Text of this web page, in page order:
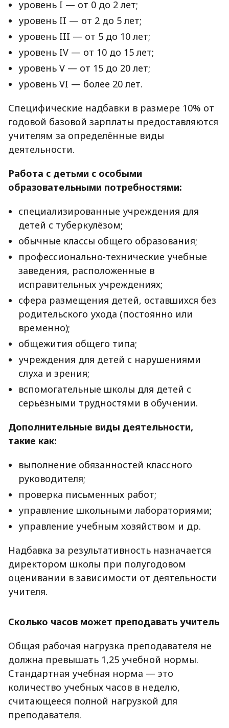
уровень I — от 0 до 2 лет;
уровень II — от 2 до 5 лет;
уровень III — от 5 до 10 лет;
уровень IV — от 10 до 15 лет;
уровень V — от 15 до 20 лет;
уровень VI — более 20 лет.
Специфические надбавки в размере 10% от
годовой базовой зарплаты предоставляются
учителям за определённые виды
деятельности.
Работа с детьми с особыми
образовательными потребностями:
специализированные учреждения для
детей с туберкулёзом;
обычные классы общего образования;
профессионально-технические учебные
заведения, расположенные в
исправительных учреждениях;
сфера размещения детей, оставшихся без
родительского ухода (постоянно или
временно);
общежития общего типа;
учреждения для детей с нарушениями
слуха и зрения;
вспомогательные школы для детей с
серьёзными трудностями в обучении.
Дополнительные виды деятельности,
такие как:
выполнение обязанностей классного
руководителя;
проверка письменных работ;
управление школьными лабораториями;
управление учебным хозяйством и др.
Надбавка за результативность назначается
директором школы при полугодовом
оценивании в зависимости от деятельности
учителя.
Сколько часов может преподавать учитель
Общая рабочая нагрузка преподавателя не
должна превышать 1,25 учебной нормы.
Стандартная учебная норма — это
количество учебных часов в неделю,
считающееся полной нагрузкой для
преподавателя.